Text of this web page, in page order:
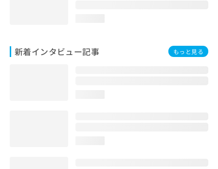
新着インタビュー記事 もっと見る